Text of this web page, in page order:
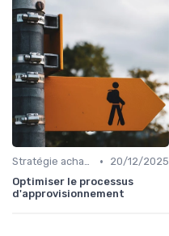
Stratégie achats •
20/12/2025
Optimiser le processus
d'approvisionnement